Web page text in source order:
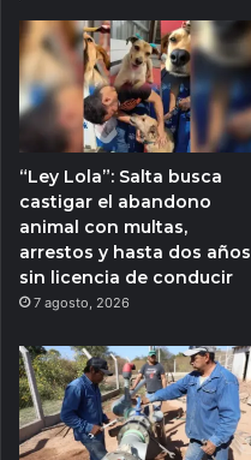
“Ley Lola”: Salta busca
castigar el abandono
animal con multas,
arrestos y hasta dos años
sin licencia de conducir
7 agosto, 2026